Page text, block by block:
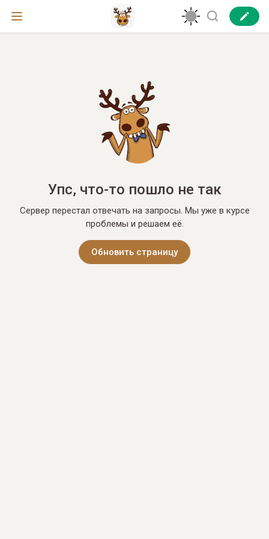
Упс, что-то пошло не так
Сервер перестал отвечать на запросы. Мы уже в курсе
проблемы и решаем её.
Обновить страницу